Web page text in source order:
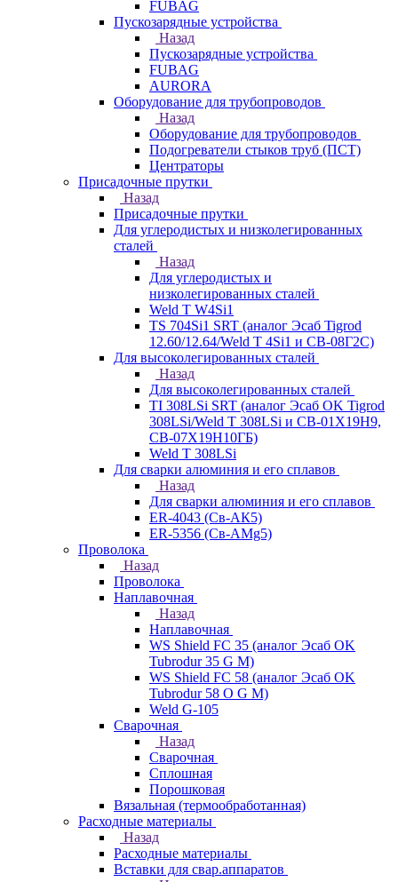
FUBAG
Пускозарядные устройства
Назад
Пускозарядные устройства
FUBAG
AURORA
Оборудование для трубопроводов
Назад
Оборудование для трубопроводов
Подогреватели стыков труб (ПСТ)
Центраторы
Присадочные прутки
Назад
Присадочные прутки
Для углеродистых и низколегированных
сталей
Назад
Для углеродистых и
низколегированных сталей
Weld T W4Si1
TS 704Si1 SRT (аналог Эсаб Tigrod
12.60/12.64/Weld T 4Si1 и СВ-08Г2С)
Для высоколегированных сталей
Назад
Для высоколегированных сталей
TI 308LSi SRT (аналог Эсаб OK Tigrod
308LSi/Weld T 308LSi и СВ-01Х19Н9,
СВ-07Х19Н10ГБ)
Weld T 308LSi
Для сварки алюминия и его сплавов
Назад
Для сварки алюминия и его сплавов
ER-4043 (Св-АК5)
ER-5356 (Св-АМg5)
Проволока
Назад
Проволока
Наплавочная
Назад
Наплавочная
WS Shield FC 35 (аналог Эсаб OK
Tubrodur 35 G M)
WS Shield FC 58 (аналог Эсаб OK
Tubrodur 58 O G M)
Weld G-105
Сварочная
Назад
Сварочная
Сплошная
Порошковая
Вязальная (термообработанная)
Расходные материалы
Назад
Расходные материалы
Вставки для свар.аппаратов